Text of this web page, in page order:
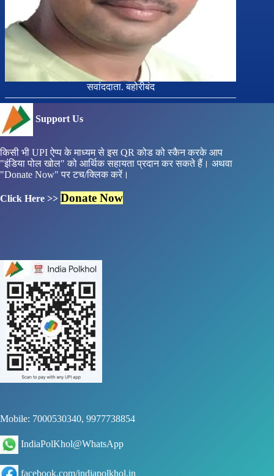
सवांददाता. बहोरीबंद
Support Us
किसी भी UPI ऐप्प के माध्यम से इस QR कोड को स्कैन करके आप
"इंडिया पोल खोल" को आर्थिक सहायता प्रदान कर सकते हैं। अथवा
"Donate Now" पर टच/क्लिक करें।
Click Here >> Donate Now
Mobile: 7000530340, 9977738854
IndiaPolKhol@WhatsApp
facebook.com/indiapolkhol.in